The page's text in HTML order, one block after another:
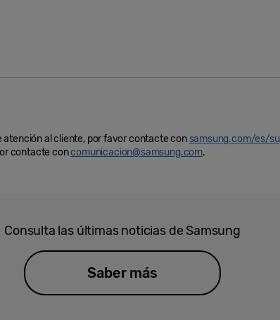
atención al cliente, por favor contacte consamsung.com/es/
contacte concomunicacion@samsung.com.
Consulta las últimas noticias de Samsung
Saber más